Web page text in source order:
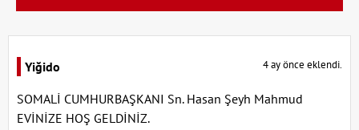
Yiğido 4 ay önce eklendi.
SOMALİ CUMHURBAŞKANI Sn. Hasan Şeyh Mahmud
EVİNİZE HOŞ GELDİNİZ.